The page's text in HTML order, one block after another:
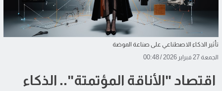
تأثير الذكاء الاصطناعي على صناعة الموضة
الجمعة 27 فبراير 2026 / 00:48
اقتصاد "الأناقة المؤتمتة".. الذكاء